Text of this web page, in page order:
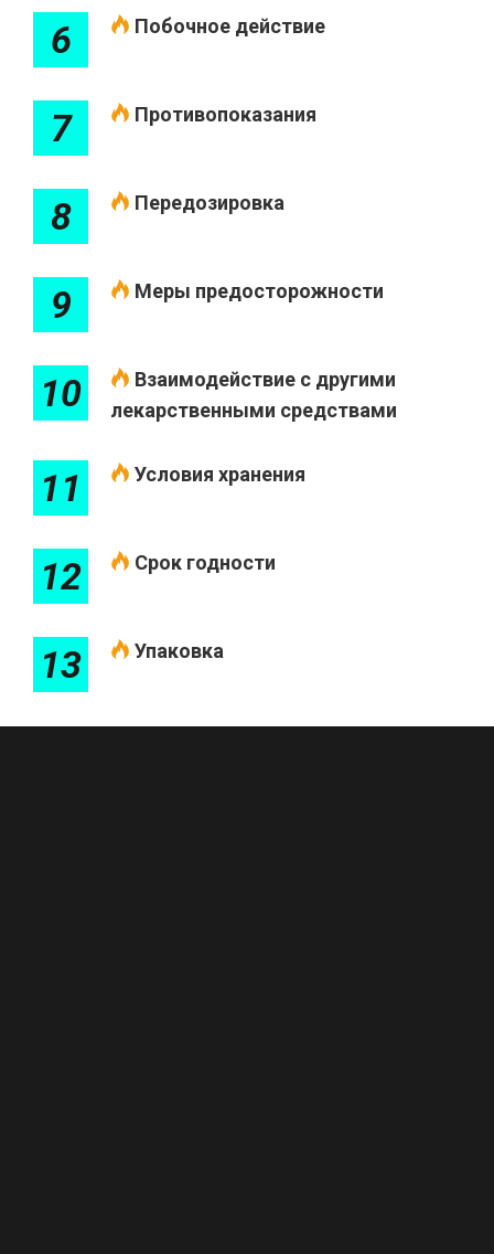
6 Побочное действие
7 Противопоказания
8 Передозировка
9 Меры предосторожности
10
Взаимодействие с другими
лекарственными средствами
11 Условия хранения
12 Срок годности
13 Упаковка